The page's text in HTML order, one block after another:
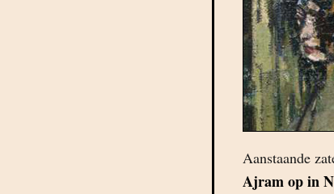
Aanstaande
Ajram op in